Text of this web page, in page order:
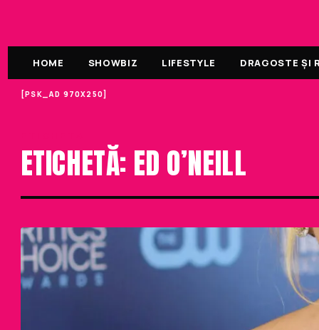
HOME SHOWBIZ LIFESTYLE DRAGOSTE ȘI
[PSK_AD 970X250]
ETICHETĂ: ED O’NEILL